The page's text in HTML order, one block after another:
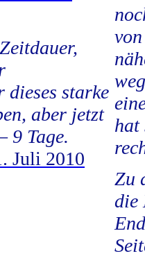
dieses starke
aber jetzt
9 Tage.
Juli 2010
hat
Zu
die